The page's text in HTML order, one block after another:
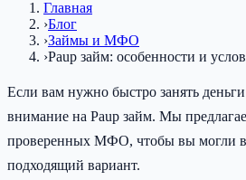
Главная
›Блог
›Займы и МФО
›Paup займ: особенности и
Если вам нужно быстро занять
внимание на Paup займ. Мы
проверенных МФО, чтобы вы могли
подходящий вариант.